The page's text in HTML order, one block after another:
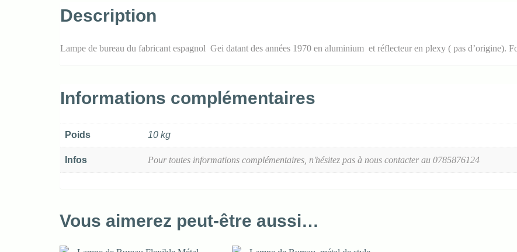
Description
Lampe de bureau du fabricant espagnol Gei datant des années 1970 en aluminium et réflecteur en plexy ( pas d’origine).
Informations complémentaires
Poids 10 kg
Infos Pour toutes informations complémentaires, n'hésitez pas à nous contacter au 0785876124
Vous aimerez peut-être aussi…